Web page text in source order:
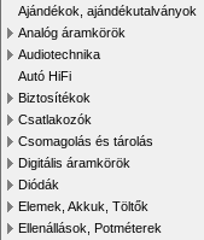
Ajándékok, ajándékutalványok
Analóg áramkörök
Audiotechnika
Autó HiFi
Biztosítékok
Csatlakozók
Csomagolás és tárolás
Digitális áramkörök
Diódák
Elemek, Akkuk, Töltők
Ellenállások, Potméterek